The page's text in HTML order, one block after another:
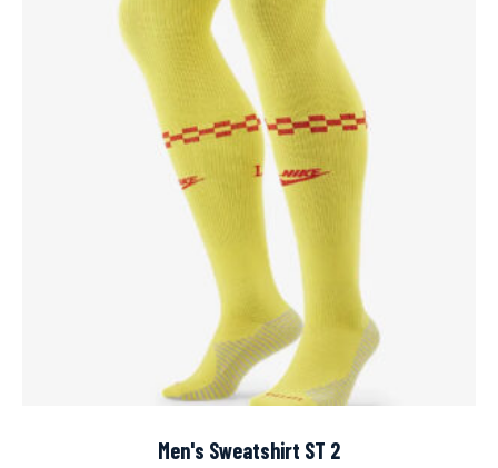
Men's Sweatshirt ST 2